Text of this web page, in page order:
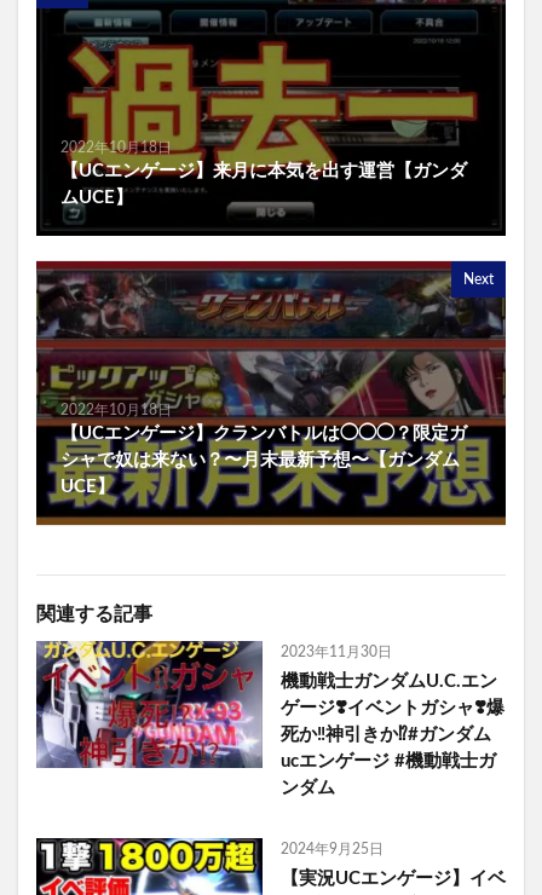
2022年10月18日
【UCエンゲージ】来月に本気を出す運営【ガンダ
ムUCE】
Next
2022年10月18日
【UCエンゲージ】クランバトルは◯◯◯？限定ガ
シャで奴は来ない？〜月末最新予想〜【ガンダム
UCE】
関連する記事
2023年11月30日
機動戦士ガンダムU.C.エン
ゲージ❣️イベントガシャ❣️爆
死か‼️神引きか⁉️#ガンダム
ucエンゲージ #機動戦士ガ
ンダム
2024年9月25日
【実況UCエンゲージ】イベ